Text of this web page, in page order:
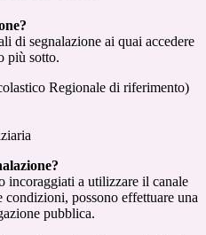
di segnalazione ai quai accedere
più sotto.
Regionale di riferimento)
incoraggiati a utilizzare il canale
possono effettuare una
pubblica.